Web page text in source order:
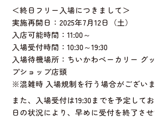
＜終日フリー入場につきまして＞
実施再開日：2025年7月12日（土）
入店可能時間：11:00～
入場受付時間：10:30～19:30
入場待機場所：ちいかわベーカリー グ
プショップ店頭
※混雑時 入場規制を行う場合がございま
また、入場受付は19:30までを予定して
日の状況により、早めに受付を終了さ